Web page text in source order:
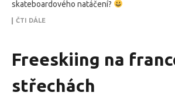
skateboardového natáčení?
ČTI DÁLE
Freeskiing na
střechách